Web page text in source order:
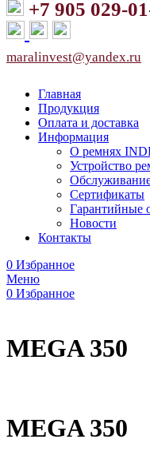
+7 905 029-
maralinvest@yandex.ru
Главная
Продукция
Оплата и доставка
Информация
О ремнях
Устройство
Сертификаты
Гарантийные
Новости
Контакты
0 Избранное
Меню
0 Избранное
MEGA 350
MEGA 350